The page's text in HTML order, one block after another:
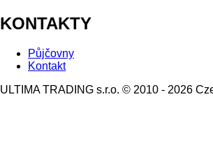
KONTAKTY
Půjčovny
Kontakt
ULTIMA TRADING s.r.o. © 2010 - 2026